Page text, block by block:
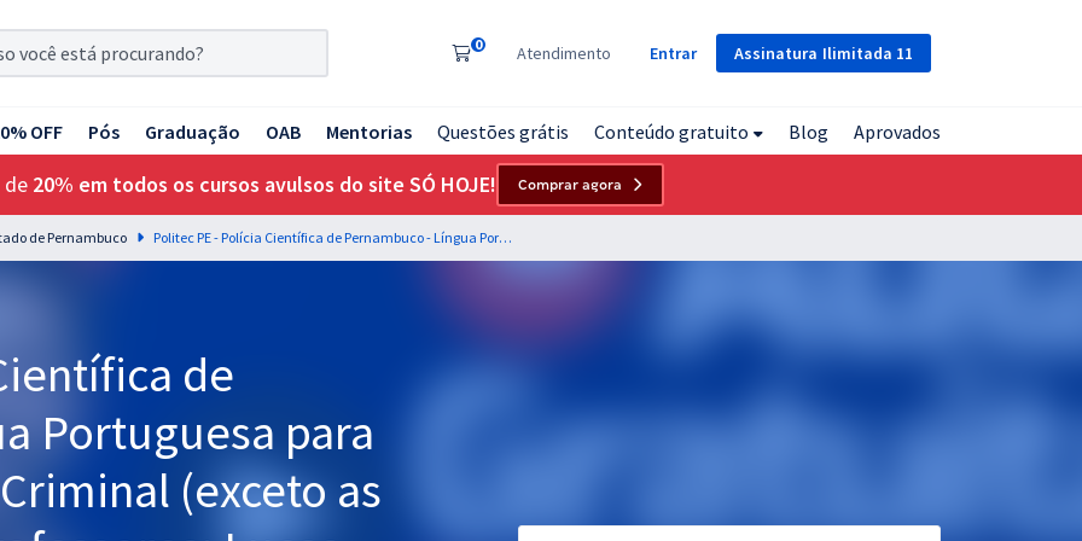
Assinatura Ilimitada 11
0 Atendimento Entrar
OFF Pós Graduação OAB Mentorias Questões grátis Conteúdo gratuito Blog Aprovados
de 20% em todos os cursos avulsos do site SÓ HOJE! Comprar agora
de Pernambuco Politec PE - Polícia Científica de Pernambuco - Língua Portuguesa para os Cargos de Perito Criminal (exceto as áreas 402 e 411) - Professores: Lucas Lemos e Elias Santana
de
Portuguesa para
(exceto as